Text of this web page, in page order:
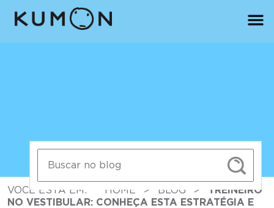
VOCÊ ESTÁ EM: HOME > BLOG >
TREINEIRO
NO VESTIBULAR: CONHEÇA ESTA ESTRATÉGIA E